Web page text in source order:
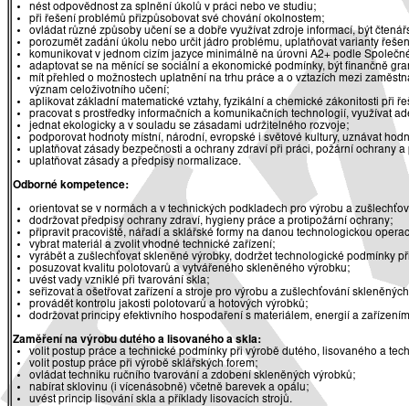
nést odpovědnost za splnění úkolů v práci nebo ve studiu;
při řešení problémů přizpůsobovat své chování okolnostem;
ovládat různé způsoby učení se a dobře využívat zdroje informací, být
porozumět zadání úkolu nebo určit jádro problému, uplatňovat varianty
komunikovat v jednom cizím jazyce minimálně na úrovni A2+ podle
adaptovat se na měnící se sociální a ekonomické podmínky, být finančně
mít přehled o možnostech uplatnění na trhu práce a o vztazích mezi
význam celoživotního učení;
aplikovat základní matematické vztahy, fyzikální a chemické zákonitosti při
pracovat s prostředky informačních a komunikačních technologií, využívat
jednat ekologicky a v souladu se zásadami udržitelného rozvoje;
podporovat hodnoty místní, národní, evropské i světové kultury, uznávat
uplatňovat zásady bezpečnosti a ochrany zdraví při práci, požární ochrany
uplatňovat zásady a předpisy normalizace.
Odborné kompetence:
orientovat se v normách a v technických podkladech pro výrobu a
dodržovat předpisy ochrany zdraví, hygieny práce a protipožární ochrany;
připravit pracoviště, nářadí a sklářské formy na danou technologickou
vybrat materiál a zvolit vhodné technické zařízení;
vyrábět a zušlechťovat skleněné výrobky, dodržet technologické podmínky
posuzovat kvalitu polotovarů a vytvářeného skleněného výrobku;
uvést vady vzniklé při tvarování skla;
seřizovat a ošetřovat zařízení a stroje pro výrobu a zušlechťování
provádět kontrolu jakosti polotovarů a hotových výrobků;
dodržovat principy efektivního hospodaření s materiálem, energií a
Zaměření na výrobu dutého a lisovaného a skla:
volit postup práce a technické podmínky při výrobě dutého, lisovaného a
volit postup práce při výrobě sklářských forem;
ovládat techniku ručního tvarování a zdobení skleněných výrobků;
nabírat sklovinu (i vícenásobně) včetně barevek a opálu;
uvést princip lisování skla a příklady lisovacích strojů.